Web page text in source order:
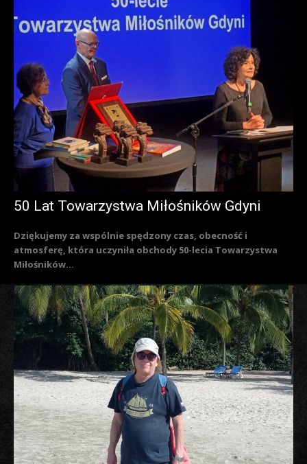
50 Lat Towarzystwa Miłośników Gdyni
Dziękujemy za wspólnie spędzony czas, obecność i
atmosferę, która uczyniła obchody 50-lecia Towarzystwa
Miłośników...